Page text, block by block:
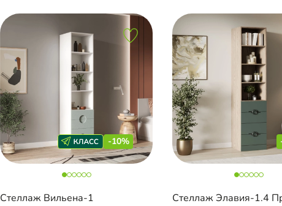
-10%
Стеллаж Вильена-1 Стеллаж Элавия-1.4